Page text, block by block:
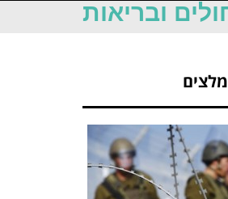
ובריאות